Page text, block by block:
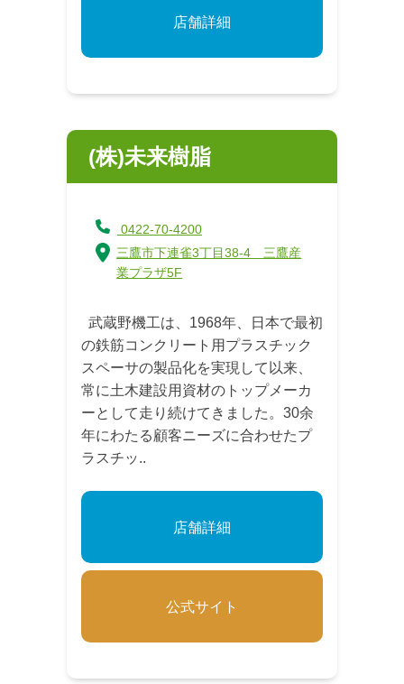
店舗詳細
(株)未来樹脂
0422-70-4200
三鷹市下連雀3丁目38-4 三鷹産
業プラザ5F
武蔵野機工は、1968年、日本で最初
の鉄筋コンクリート用プラスチック
スペーサの製品化を実現して以来、
常に土木建設用資材のトップメーカ
ーとして走り続けてきました。30余
年にわたる顧客ニーズに合わせたプ
ラスチッ..
店舗詳細
公式サイト